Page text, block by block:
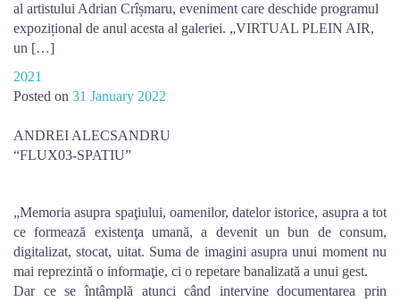
al artistului Adrian Crîșmaru, eveniment care deschide programul
expozițional de anul acesta al galeriei. „VIRTUAL PLEIN AIR,
un […]
2021
Posted on 31 January 2022
ANDREI ALECSANDRU
“FLUX03-SPATIU”
„Memoria asupra spaţiului, oamenilor, datelor istorice, asupra a tot
ce formează existenţa umană, a devenit un bun de consum,
digitalizat, stocat, uitat. Suma de imagini asupra unui moment nu
mai reprezintă o informaţie, ci o repetare banalizată a unui gest.
Dar ce se întâmplă atunci când intervine documentarea prin